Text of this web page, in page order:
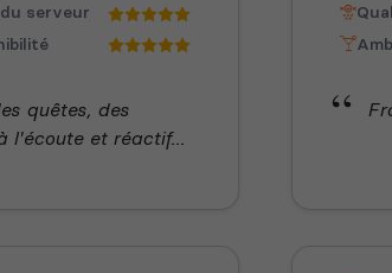
serveur
quêtes, des
et réactif...